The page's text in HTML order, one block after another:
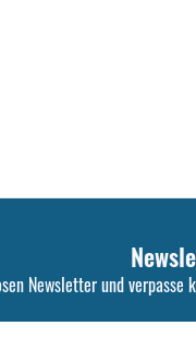
Newsletter und